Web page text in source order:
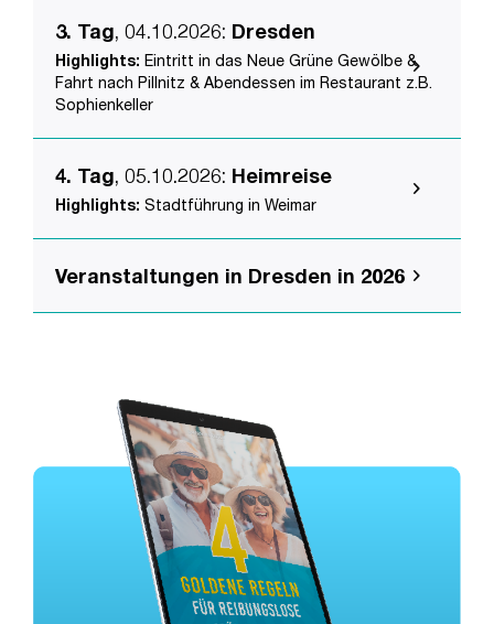
3. Tag, 04.10.2026: Dresden
Highlights: Eintritt in das Neue Grüne Gewölbe &
Fahrt nach Pillnitz & Abendessen im Restaurant z.B.
Sophienkeller
4. Tag, 05.10.2026: Heimreise
Highlights: Stadtführung in Weimar
Veranstaltungen in Dresden in 2026